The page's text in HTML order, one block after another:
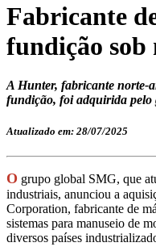
Fabricante
fundição sob
A Hunter, fabricante norte-
fundição, foi adquirida pelo
Atualizado em: 28/07/2025
O grupo global SMG, que
industriais, anunciou a
Corporation, fabricante de
sistemas para manuseio de
diversos países